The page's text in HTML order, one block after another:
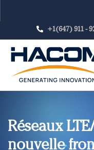
+1(647) 911 -
Réseaux
nouvelle